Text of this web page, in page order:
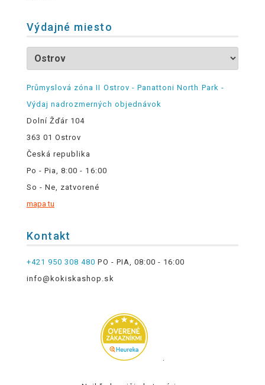
Výdajné miesto
Průmyslová zóna II Ostrov - Panattoni North Park -
Výdaj nadrozmerných objednávok
Dolní Žďár 104
363 01 Ostrov
Česká republika
Po - Pia, 8:00 - 16:00
So - Ne, zatvorené
mapa tu
Kontakt
+421 950 308 480 PO - PIA, 08:00 - 16:00
info@kokiskashop.sk
.